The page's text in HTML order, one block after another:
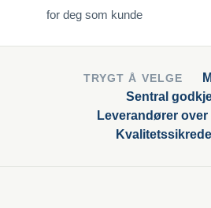
for deg som kunde
TRYGT Å VELGE
Sentral
Leverandører